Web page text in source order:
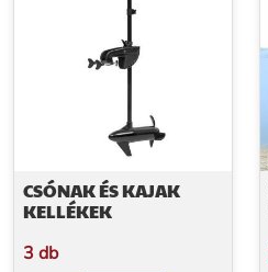
CSÓNAK ÉS KAJAK
KELLÉKEK
3 db